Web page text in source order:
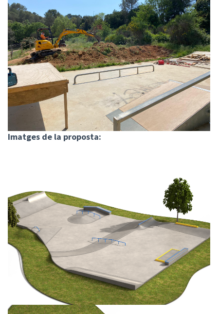
Imatges de la proposta: